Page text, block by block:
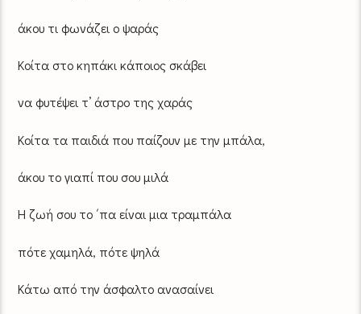
άκου τι φωνάζει ο ψαράς
Κοίτα στο κηπάκι κάποιος σκάβει
να φυτέψει τ’ άστρο της χαράς
Κοίτα τα παιδιά που παίζουν με την μπάλα,
άκου το γιαπί που σου μιλά
Η ζωή σου το ΄πα είναι μια τραμπάλα
πότε χαμηλά, πότε ψηλά
Κάτω από την άσφαλτο ανασαίνει